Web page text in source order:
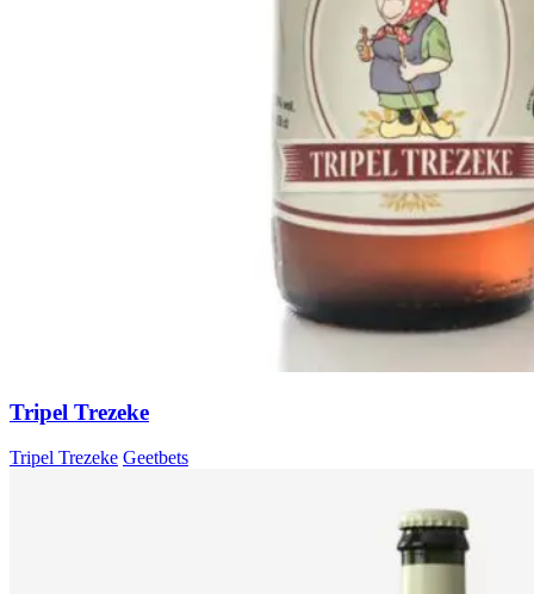
Tripel Trezeke
Tripel Trezeke Geetbets